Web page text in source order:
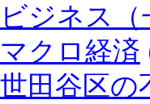
ビジネス（
マクロ経済
世田谷区の